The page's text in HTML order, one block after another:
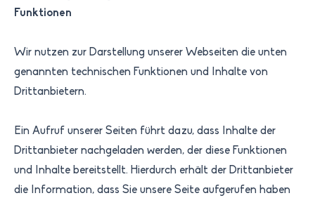
Funktionen
Wir nutzen zur Darstellung unserer Webseiten die unten
genannten technischen Funktionen und Inhalte von
Drittanbietern.
Ein Aufruf unserer Seiten führt dazu, dass Inhalte der
Drittanbieter nachgeladen werden, der diese Funktionen
und Inhalte bereitstellt. Hierdurch erhält der Drittanbieter
die Information, dass Sie unsere Seite aufgerufen haben